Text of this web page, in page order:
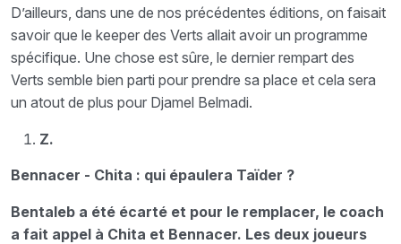
D’ailleurs, dans une de nos précédentes éditions, on faisait
savoir que le keeper des Verts allait avoir un programme
spécifique. Une chose est sûre, le dernier rempart des
Verts semble bien parti pour prendre sa place et cela sera
un atout de plus pour Djamel Belmadi.
Z.
Bennacer - Chita : qui épaulera Taïder ?
Bentaleb a été écarté et pour le remplacer, le coach
a fait appel à Chita et Bennacer. Les deux joueurs